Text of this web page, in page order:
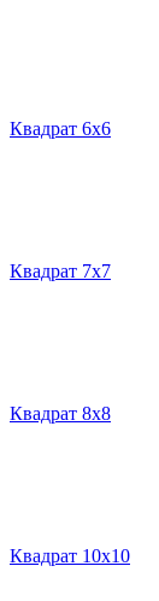
Квадрат 6х6
Квадрат 7х7
Квадрат 8х8
Квадрат 10х10